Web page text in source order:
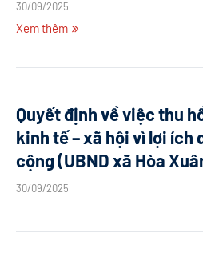
30/09/2025
Xem thêm
Quyết định về việc thu
kinh tế – xã hội vì lợi ích
cộng (UBND xã Hòa
30/09/2025